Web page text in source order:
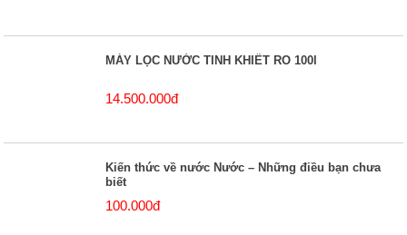
MÁY LỌC NƯỚC TINH KHIẾT RO 100l
14.500.000đ
Kiến thức về nước Nước – Những điều bạn chưa
biết
100.000đ